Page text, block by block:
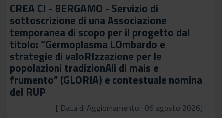
CREA CI - BERGAMO - Servizio di
sottoscrizione di una Associazione
temporanea di scopo per il progetto dal
titolo: “Germoplasma LOmbardo e
strategie di valoRIzzazione per le
popolazioni tradizionAli di mais e
frumento” (GLORIA) e contestuale nomina
del RUP
[ Data di Aggiornamento : 06 agosto 2026]